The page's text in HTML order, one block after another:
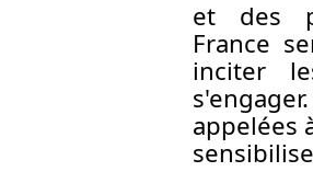
et des
France
inciter
appelées